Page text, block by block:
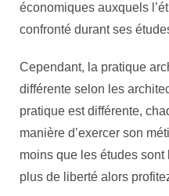
économiques auxquels
confronté durant ses
Cependant, la pratique
différente selon les
pratique est différente,
manière d’exercer son
moins que les études sont
plus de liberté alors